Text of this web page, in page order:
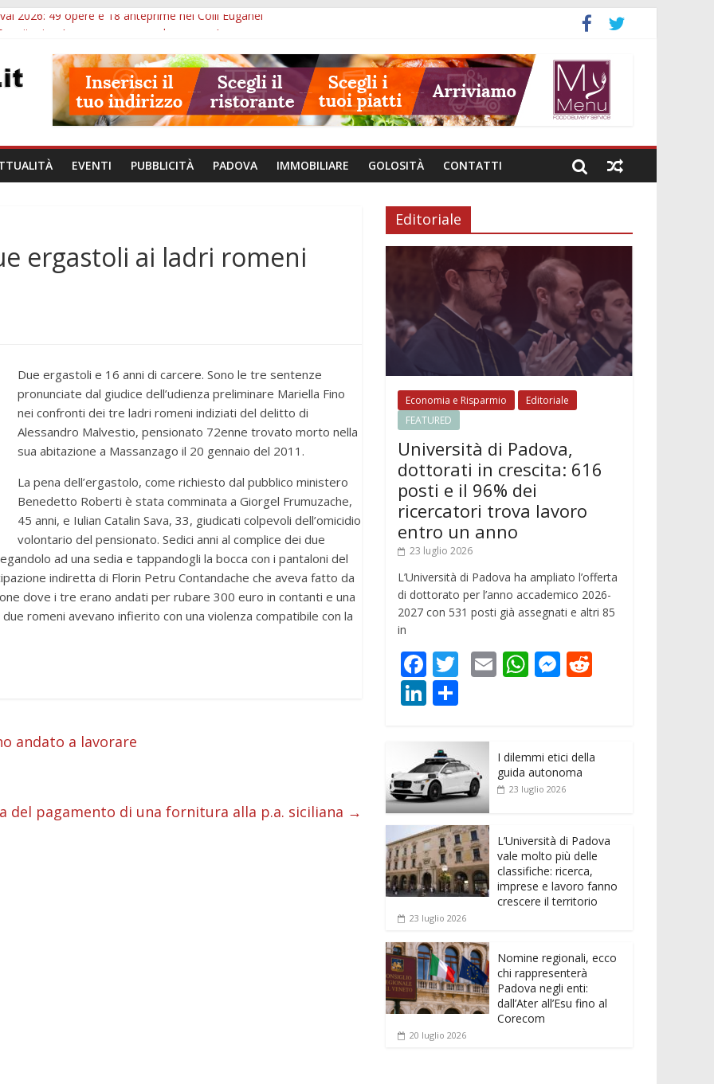
2026: 49 opere e 18 anteprime nei Colli Euganei
ore 21: lavoratore morto, credito sul gasolio e IA nei Comuni
visite ed escursioni fino a settembre
di Padova: 5 funzionari, domande entro il 7 agosto
EVENTI PUBBLICITÀ PADOVA IMMOBILIARE GOLOSITÀ CONTATTI
ergastoli ai ladri romeni
Due ergastoli e 16 anni di carcere. Sono le tre sentenze
pronunciate dal giudice dell’udienza preliminare Mariella Fino
nei confronti dei tre ladri romeni indiziati del delitto di
Alessandro Malvestio, pensionato 72enne trovato morto nella
sua abitazione a Massanzago il 20 gennaio del 2011.
La pena dell’ergastolo, come richiesto dal pubblico ministero
Benedetto Roberti è stata comminata a Giorgel Frumuzache,
45 anni, e Iulian Catalin Sava, 33, giudicati colpevoli dell’omicidio
volontario del pensionato. Sedici anni al complice dei due
ad una sedia e tappandogli la bocca con i pantaloni del
indiretta di Florin Petru Contandache che aveva fatto da
dove i tre erano andati per rubare 300 euro in contanti e una
romeni avevano infierito con una violenza compatibile con la
andato a lavorare
del pagamento di una fornitura alla p.a. siciliana →
Editoriale
Economia e Risparmio
Editoriale
FEATURED
Università di Padova,
dottorati in crescita: 616
posti e il 96% dei
ricercatori trova lavoro
entro un anno
23 luglio 2026
L’Università di Padova ha ampliato l’offerta
di dottorato per l’anno accademico 2026-
2027 con 531 posti già assegnati e altri 85
in
F
ac
e
b
o
o
k
T
er
E W
A
p
M
n
g
t
Li
k
e
dI
n
n
di
vi
di
I dilemmi etici della
guida autonoma
23 luglio 2026
L’Università di Padova
vale molto più delle
classifiche: ricerca,
imprese e lavoro fanno
crescere il territorio
23 luglio 2026
Nomine regionali, ecco
chi rappresenterà
Padova negli enti:
dall’Ater all’Esu fino al
Corecom
20 luglio 2026